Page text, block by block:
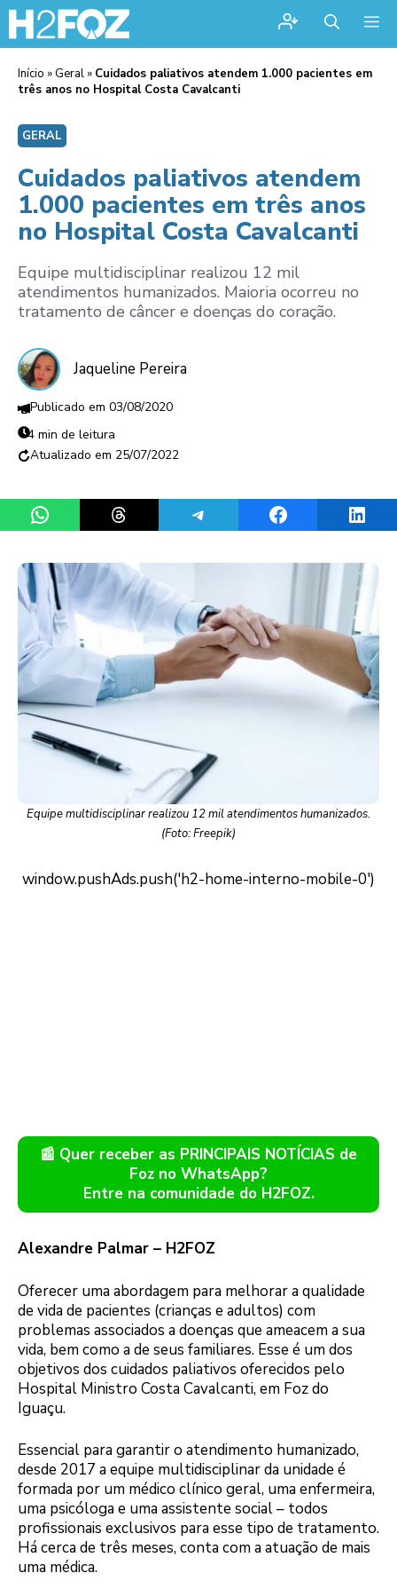
Início » Geral » Cuidados paliativos atendem 1.000 pacientes em
três anos no Hospital Costa Cavalcanti
GERAL
Cuidados paliativos atendem
1.000 pacientes em três anos
no Hospital Costa Cavalcanti
Equipe multidisciplinar realizou 12 mil
atendimentos humanizados. Maioria ocorreu no
tratamento de câncer e doenças do coração.
Jaqueline Pereira
03/08/2020
4 min de leitura
25/07/2022
Share on WhatsAppShare on ThreadsShare on TelegramShare on Facebook
Equipe multidisciplinar realizou 12 mil atendimentos humanizados.
(Foto: Freepik)
📰 Quer receber as PRINCIPAIS NOTÍCIAS de
Foz no WhatsApp?
Entre na comunidade do H2FOZ.
Alexandre Palmar – H2FOZ
Oferecer uma abordagem para melhorar a qualidade
de vida de pacientes (crianças e adultos) com
problemas associados a doenças que ameacem a sua
vida, bem como a de seus familiares. Esse é um dos
objetivos dos cuidados paliativos oferecidos pelo
Hospital Ministro Costa Cavalcanti, em Foz do
Iguaçu.
Essencial para garantir o atendimento humanizado,
desde 2017 a equipe multidisciplinar da unidade é
formada por um médico clínico geral, uma enfermeira,
uma psicóloga e uma assistente social – todos
profissionais exclusivos para esse tipo de tratamento.
Há cerca de três meses, conta com a atuação de mais
uma médica.